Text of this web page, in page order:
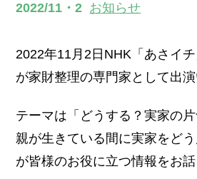
2022/11・2 お知らせ
2022年11月2日NHK「あさイ
が家財整理の専門家として出演
テーマは「どうする？実家の片
親が生きている間に実家をど
が皆様のお役に立つ情報をお話